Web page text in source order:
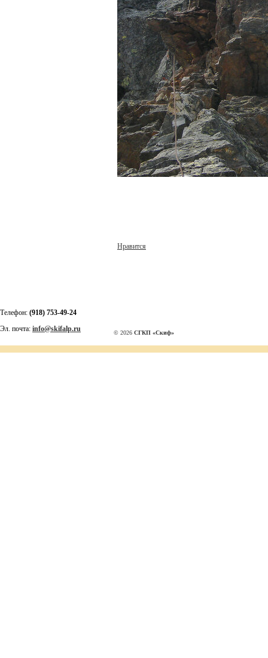
Нравится
Телефон: (918) 753-49-24
Эл. почта: info@skifalp.ru © 2026 СГКП «Скиф»